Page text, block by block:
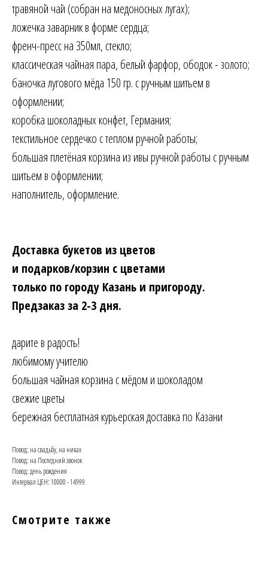
травяной чай (собран на медоносных лугах);
ложечка заварник в форме сердца;
френч-пресс на 350мл, стекло;
классическая чайная пара, белый фарфор, ободок - золото;
баночка лугового мёда 150 гр. с ручным шитьем в
оформлении;
коробка шоколадных конфет, Германия;
текстильное сердечко с теплом ручной работы;
большая плетёная корзина из ивы ручной работы с ручным
шитьем в оформлении;
наполнитель, оформление.
Доставка букетов из цветов
и подарков/корзин с цветами
только по городу Казань и пригороду.
Предзаказ за 2-3 дня.
дарите в радость!
любимому учителю
большая чайная корзина с мёдом и шоколадом
свежие цветы
бережная бесплатная курьерская доставка по Казани
Повод: на свадьбу, на никах
Повод: на Последний звонок
Повод: день рождения
Интервал ЦЕН: 10000 - 14999
Смотрите также